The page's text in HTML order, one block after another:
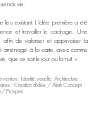
vie.
lieu existant. L’idée première a été
et travailler le cadrage. Une
afin de valoriser et apprivoiser la
aménagé à la carte, avec comme
que ce soit le jour ou la nuit. »
: Identité visuelle, Architecture
: Creation d'idée / Aliah Concept
Prosperi